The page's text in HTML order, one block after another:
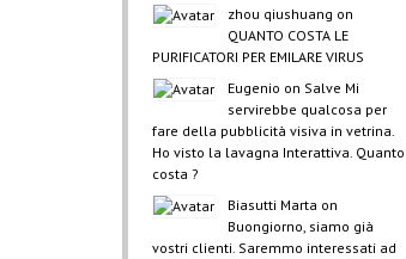
zhou qiushuang on
QUANTO COSTA LE
PURIFICATORI PER EMILARE VIRUS
Eugenio on Salve Mi
servirebbe qualcosa per
fare della pubblicità visiva in vetrina.
Ho visto la lavagna Interattiva. Quanto
costa ?
Biasutti Marta on
Buongiorno, siamo già
vostri clienti. Saremmo interessati ad